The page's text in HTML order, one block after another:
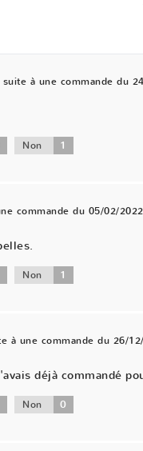
suite à une commande du
Non 1
commande du 05/02/2022
Non 1
à une commande du 26/
déjà commandé
Non 0